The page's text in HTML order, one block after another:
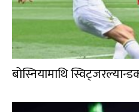
बोस्नियामाथि